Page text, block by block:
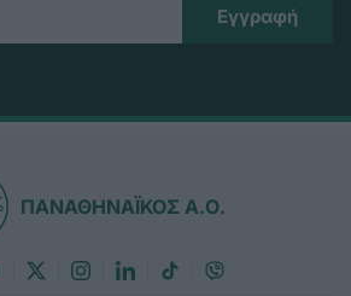
ΠΑΝΑΘΗΝΑΪΚΟΣ Α.Ο.